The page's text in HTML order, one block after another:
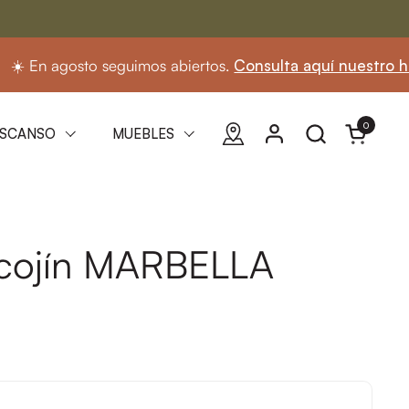
seguimos abiertos.Consulta aquí nuestro horario
Abrir
0
MUEBLES
MARBELLA